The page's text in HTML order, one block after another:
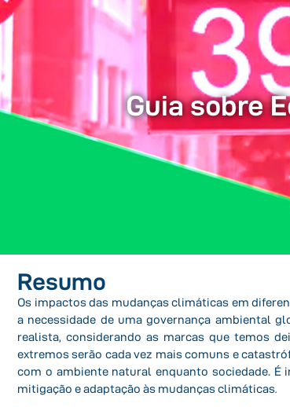
Guia sobre
Resumo
Os impactos das mudanças climáticas em
a necessidade de uma governança ambiental
realista, considerando as marcas que temos
extremos serão cada vez mais comuns e
com o ambiente natural enquanto sociedade. É
mitigação e adaptação às mudanças climáticas.